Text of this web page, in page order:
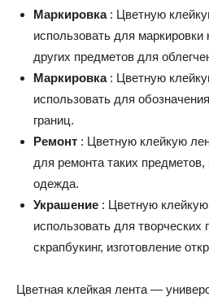
Маркировка: Цветную
использовать для маркировки
других предметов для
Маркировка: Цветную
использовать для
границ.
Ремонт : Цветную клейкую
для ремонта таких предметов,
одежда.
Украшение : Цветную
использовать для творческих
скрапбукинг, изготовление
Цветная клейкая лента —